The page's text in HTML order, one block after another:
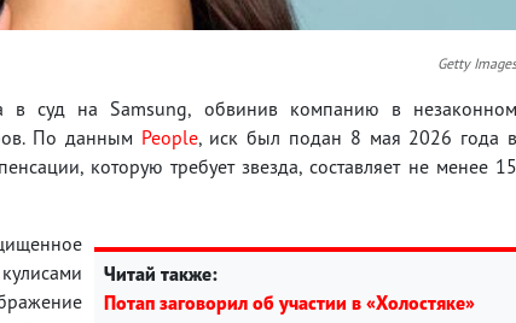
Getty Images
в суд на Samsung, обвинив компанию в незаконном
По данным People, иск был подан 8 мая 2026 года в
которую требует звезда, составляет не менее 15
Читай также:
Потап заговорил об участии в «Холостяке»